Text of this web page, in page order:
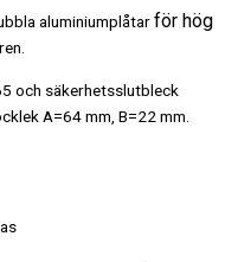
aluminiumplåtarför hög
och säkerhetsslutbleck
A=64 mm, B=22 mm.